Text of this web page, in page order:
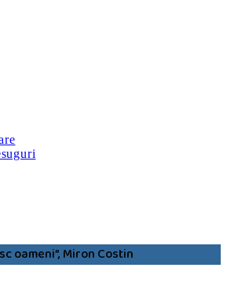
oameni”, Miron Costin